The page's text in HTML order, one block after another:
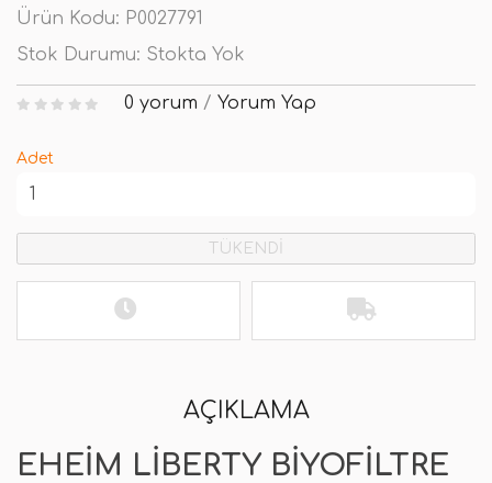
Ürün Kodu: P0027791
Stok Durumu: Stokta Yok
0 yorum / Yorum Yap
Adet
TÜKENDİ
AÇIKLAMA
EHEIM LIBERTY BIYOFILTRE